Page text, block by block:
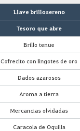
Llave brillosereno
Tesoro que abre
Brillo tenue
Cofrecito con lingotes de oro
Dados azarosos
Aroma a tierra
Mercancías olvidadas
Caracola de Oquilla